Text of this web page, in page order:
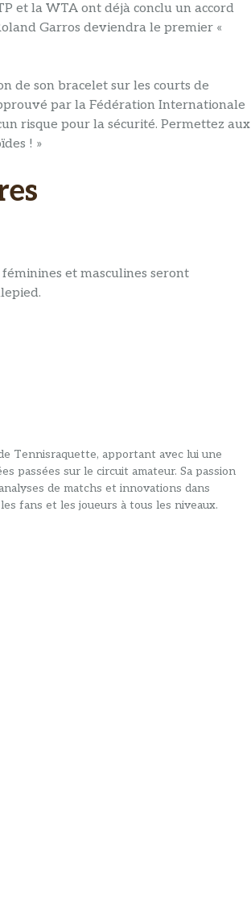
et la WTA ont déjà conclu un accord
Garros deviendra le premier «
de son bracelet sur les courts de
par la Fédération Internationale
risque pour la sécurité. Permettez aux
! »
et masculines seront
Tennisraquette, apportant avec lui une
passées sur le circuit amateur. Sa passion
de matchs et innovations dans
fans et les joueurs à tous les niveaux.